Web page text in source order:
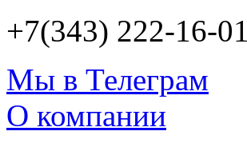
+7(343) 222-16-01
Мы в Телеграм
О компании